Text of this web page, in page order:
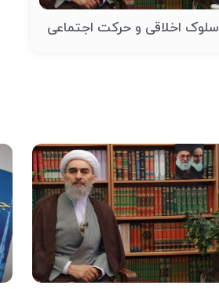
سلوک اخلاقی و حرکت اجتماعی
متن کوتاه